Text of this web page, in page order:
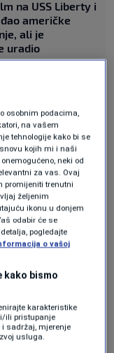
na USS Liberty i
američke
ali je
uradio
rupu ikada u
zbog "obične"
ona sadrži
na
te večeri
Thaiju.
Knockout 5 u
kazao je sin
osobnim podacima,
na vašem
tehnologije kako bi se
kojih mi i naši
neki od
za vas. Ovaj
promijeniti trenutni
željenim
ikonu u donjem
odabir će se
pogledajte
o vašoj
kako bismo
karakteristike
ili pristupanje
sadržaj, mjerenje
usluga.